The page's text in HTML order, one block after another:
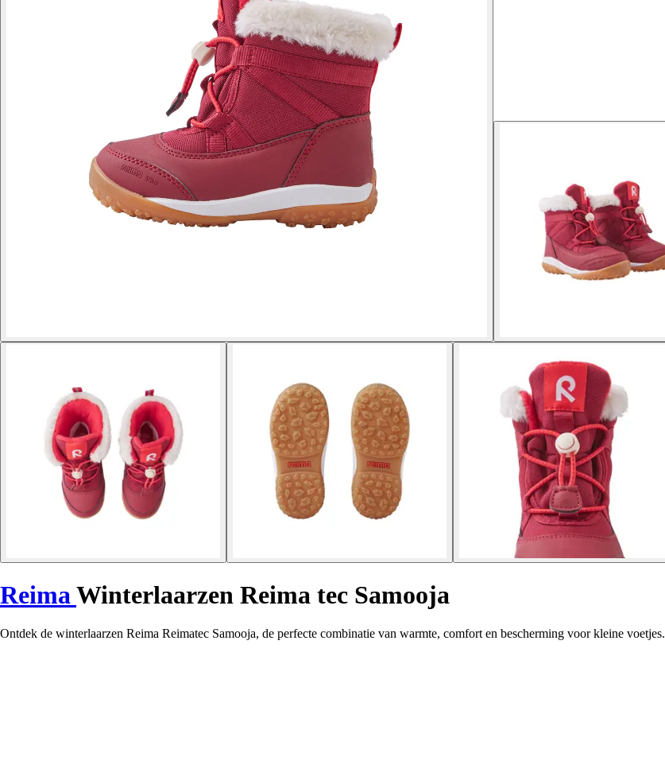
Reima Winterlaarzen Reima tec Samooja
Ontdek de winterlaarzen Reima Reimatec Samooja, de perfecte combinatie van warmte, comfort en bescherming voor kleine voetjes.